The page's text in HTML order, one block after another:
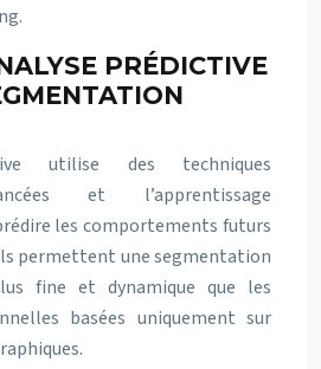
PRÉDICTIVE
utilise des techniques
et l’apprentissage
les comportements futurs
permettent une segmentation
fine et dynamique que les
basées uniquement sur